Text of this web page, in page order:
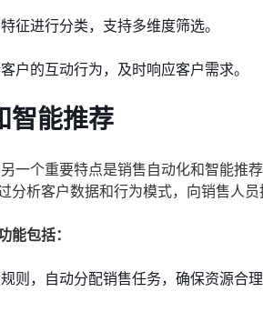
征进行分类，支持多维度筛选。
户的互动行为，及时响应客户需求。
智能推荐
一个重要特点是销售自动化和智能推
分析客户数据和行为模式，向销售人
能包括：
则，自动分配销售任务，确保资源合理